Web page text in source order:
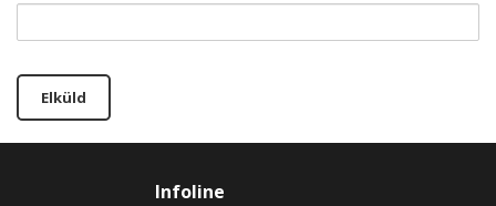
Elküld
Infoline